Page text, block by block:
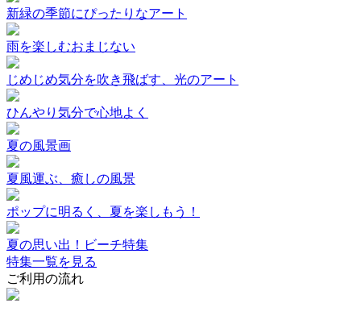
新緑の季節にぴったりなアート
雨を楽しむおまじない
じめじめ気分を吹き飛ばす、光のアート
ひんやり気分で心地よく
夏の風景画
夏風運ぶ、癒しの風景
ポップに明るく、夏を楽しもう！
夏の思い出！ビーチ特集
特集一覧を見る
ご利用の流れ